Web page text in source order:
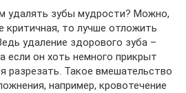
удалять зубы мудрости? Можно,
критичная, то лучше отложить
удаление здорового зуба –
если он хоть немного прикрыт
разрезать. Такое вмешательство
например, кровотечение